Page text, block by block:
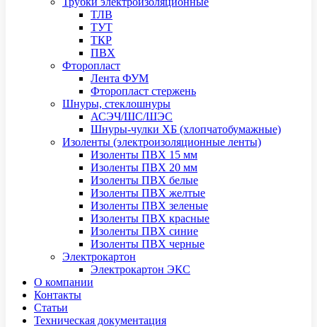
ТЛВ
ТУТ
ТКР
ПВХ
Фторопласт
Лента ФУМ
Фторопласт стержень
Шнуры, стеклошнуры
АСЭЧ/ШС/ШЭС
Шнуры-чулки ХБ (хлопчатобумажные)
Изоленты (электроизоляционные ленты)
Изоленты ПВХ 15 мм
Изоленты ПВХ 20 мм
Изоленты ПВХ белые
Изоленты ПВХ желтые
Изоленты ПВХ зеленые
Изоленты ПВХ красные
Изоленты ПВХ синие
Изоленты ПВХ черные
Электрокартон
Электрокартон ЭКС
О компании
Контакты
Статьи
Техническая документация